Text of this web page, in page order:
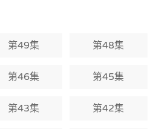
第49集 第48集
第46集 第45集
第43集 第42集